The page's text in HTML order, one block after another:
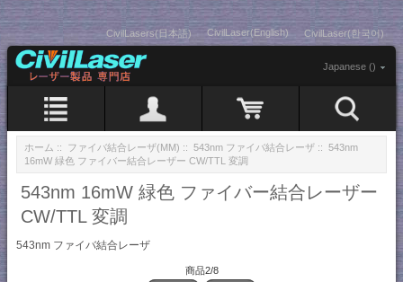
CivilLasers(日本語) CivilLaser(English) CivilLaser(한국어)
Japanese ()
ホーム :: ファイバ結合レーザ(MM) :: 543nm ファイバ結合レーザ :: 543nm
16mW 緑色 ファイバー結合レーザー CW/TTL 変調
543nm 16mW 緑色 ファイバー結合レーザー
CW/TTL 変調
543nm ファイバ結合レーザ
商品2/8